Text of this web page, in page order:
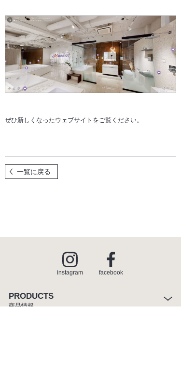
ぜひ新しくなったウェブサイトをご覧ください。
一覧に戻る
instagram facebook
PRODUCTS
商品情報